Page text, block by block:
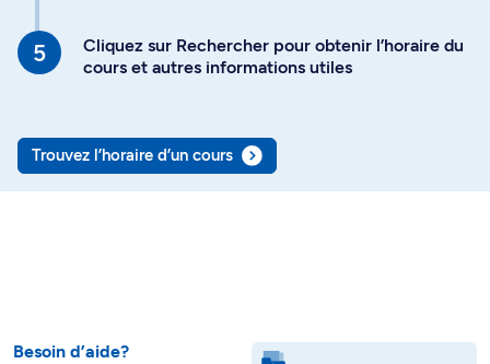
Cliquez sur Rechercher pour obtenir l’horaire du
cours et autres informations utiles
Trouvez l’horaire d’un cours
Besoin d’aide?